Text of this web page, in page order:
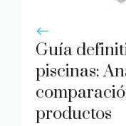
Guía
piscinas:
productos